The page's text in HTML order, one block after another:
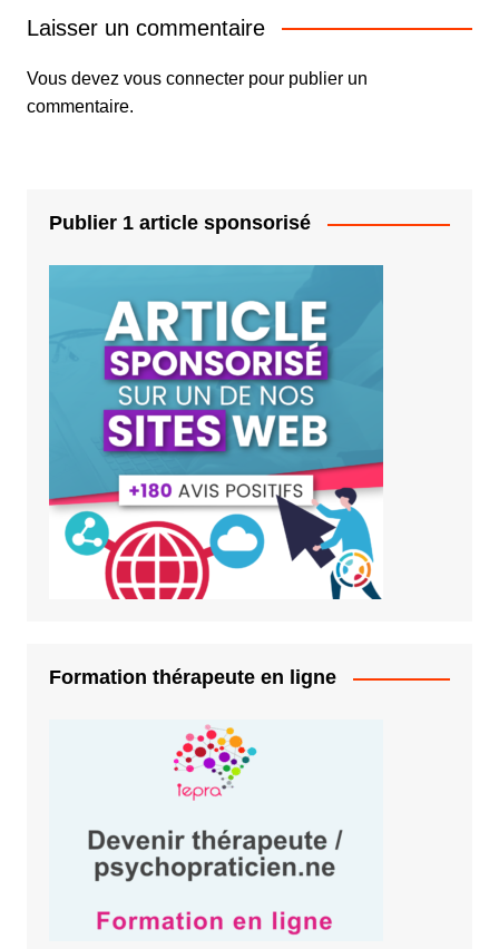
Laisser un commentaire
Vous devez vous connecterpour publier un
commentaire.
Publier 1 article sponsorisé
Formation thérapeute en ligne